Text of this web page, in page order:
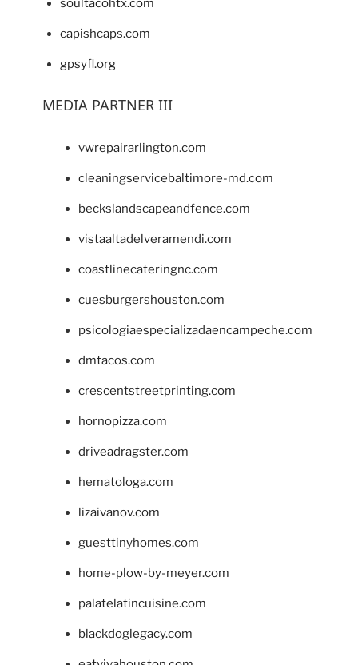
soultacohtx.com
capishcaps.com
gpsyfl.org
MEDIA PARTNER III
vwrepairarlington.com
cleaningservicebaltimore-md.com
beckslandscapeandfence.com
vistaaltadelveramendi.com
coastlinecateringnc.com
cuesburgershouston.com
psicologiaespecializadaencampeche.com
dmtacos.com
crescentstreetprinting.com
hornopizza.com
driveadragster.com
hematologa.com
lizaivanov.com
guesttinyhomes.com
home-plow-by-meyer.com
palatelatincuisine.com
blackdoglegacy.com